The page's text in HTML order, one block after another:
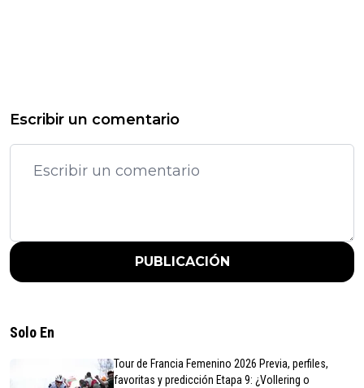
Escribir un comentario
PUBLICACIÓN
Solo En
Tour de Francia Femenino 2026 Previa, perfiles,
favoritas y predicción Etapa 9: ¿Vollering o